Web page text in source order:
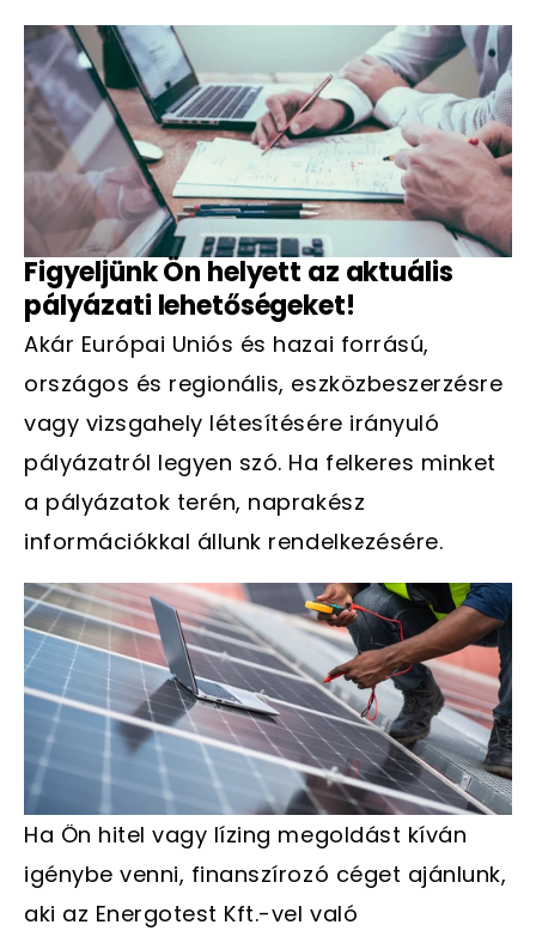
Figyeljünk Ön helyett az aktuális
pályázati lehetőségeket!
Akár Európai Uniós és hazai forrású,
országos és regionális, eszközbeszerzésre
vagy vizsgahely létesítésére irányuló
pályázatról legyen szó. Ha felkeres minket
a pályázatok terén, naprakész
információkkal állunk rendelkezésére.
Ha Ön hitel vagy lízing megoldást kíván
igénybe venni, finanszírozó céget ajánlunk,
aki az Energotest Kft.-vel való